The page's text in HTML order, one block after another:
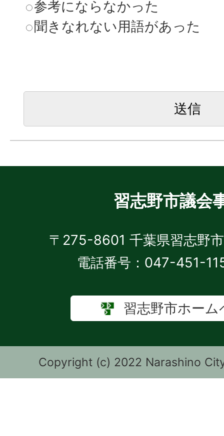
参考にならなかった
聞きなれない用語があった
習志野市議会
〒275-8601 千葉県習志野
電話番号：047-451-
習志野市ホーム
Copyright (c) 2022 Narashino